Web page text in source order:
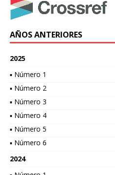
AÑOS ANTERIORES
2025
▪ Número 1
▪ Número 2
▪ Número 3
▪ Número 4
▪ Número 5
▪ Número 6
2024